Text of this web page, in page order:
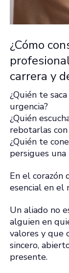
¿Cómo
carrera y
¿Quién te
urgencia?
¿Quién
rebotarlas
¿Quién te
persigues una
En el corazón
esencial en el
Un aliado no
alguien en
valores y que
sincero,
presente.